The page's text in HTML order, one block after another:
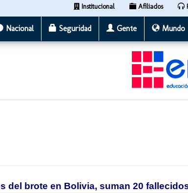
Institucional Afiliados
Nacional Seguridad Gente Mundo
del brote en Bolivia, suman 20